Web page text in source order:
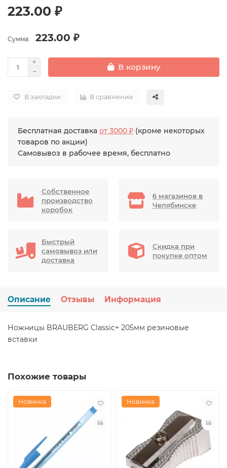
223.00 ₽
Сумма: 223.00 ₽
В корзину
В закладки В сравнение
Бесплатная доставка от 3000 ₽ (кроме некоторых
товаров по акции)
Самовывоз в рабочее время, бесплатно
Собственное
производство
коробок
6 магазинов в
Челябинске
Быстрый
самовывоз или
доставка
Скидка при
покупке оптом
Описание Отзывы Информация
Ножницы BRAUBERG Classic+ 205мм резиновые
вставки
Похожие товары
Новинка Новинка